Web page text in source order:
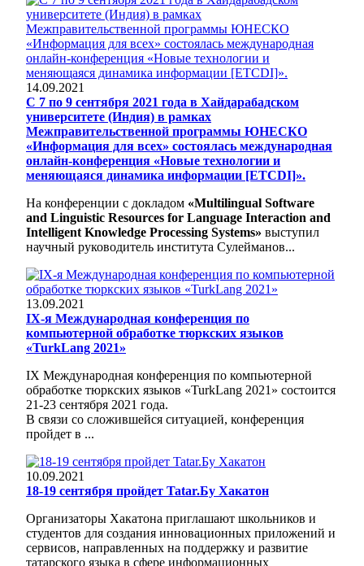
14.09.2021
С 7 по 9 сентября 2021 года в Хайдарабадском
университете (Индия) в рамках
Межправительственной программы ЮНЕСКО
«Информация для всех» состоялась международная
онлайн-конференция «Новые технологии и
меняющаяся динамика информации [ETCDI]».
На конференции с докладом «Multilingual Software
and Linguistic Resources for Language Interaction and
Intelligent Knowledge Processing Systems» выступил
научный руководитель института Сулейманов...
13.09.2021
IХ-я Международная конференция по
компьютерной обработке тюркских языков
«TurkLang 2021»
IХ Международная конференция по компьютерной
обработке тюркских языков «TurkLang 2021» состоится
21-23 сентября 2021 года.
В связи со сложившейся ситуацией, конференция
пройдет в ...
10.09.2021
18-19 сентября пройдет Tatar.Бу Хакатон
Организаторы Хакатона приглашают школьников и
студентов для создания инновационных приложений и
сервисов, направленных на поддержку и развитие
татарского языка в сфере информационных